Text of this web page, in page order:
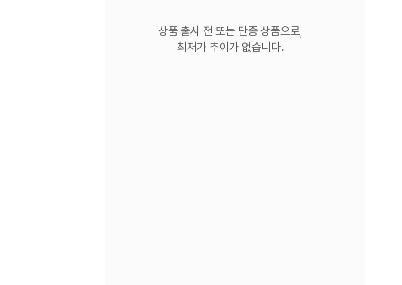
상품 출시 전 또는 단종 상품으로,
최저가 추이가 없습니다.